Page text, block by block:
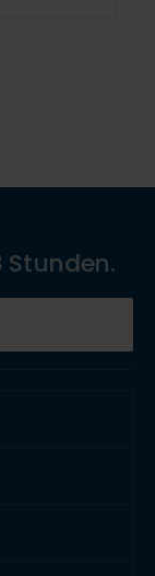
Stunden.